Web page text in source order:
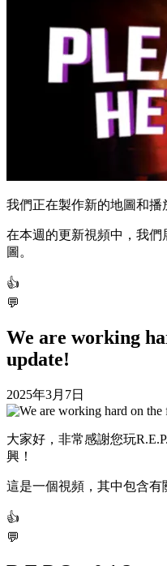
我們正在製作新的地圖和播
在本週的更新視頻中，我
圖。
👍
💬
We are working
update!
2025年3月7日
大家好，非常感謝您玩
興！
這是一個視頻，其中包含有
👍
💬